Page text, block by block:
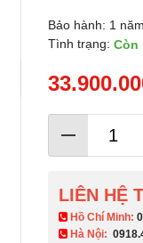
Bảo hành: 1 năm
Tình trạng:Còn
LIÊN HỆ
​ Hồ Chí Minh:
Hà Nội: